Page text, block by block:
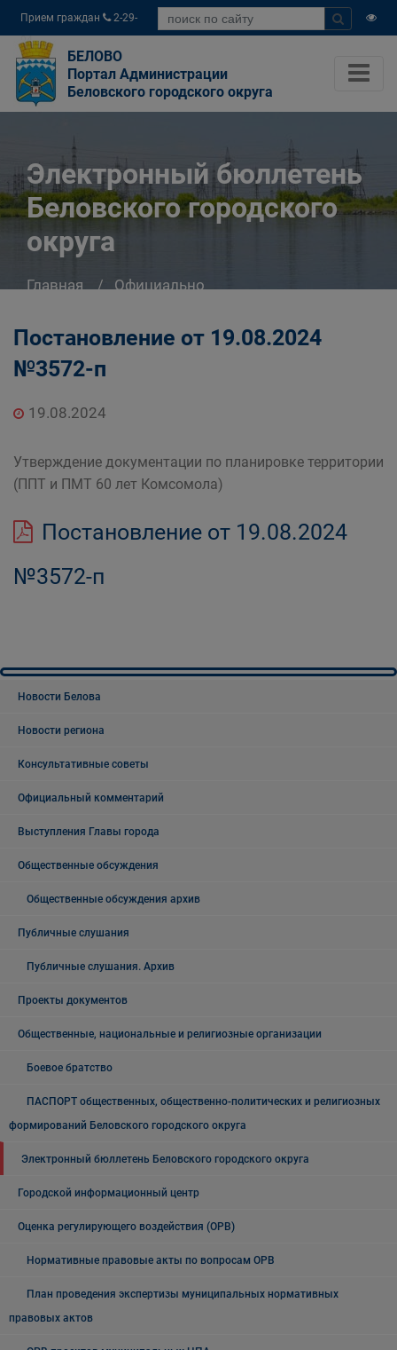
Прием граждан
2-29-
04
БЕЛОВО
Портал Администрации
Беловского городского округа
Электронный бюллетень
Беловского городского
округа
Главная
Официально
Постановление от 19.08.2024
№3572-п
19.08.2024
Утверждение документации по планировке территории
(ППТ и ПМТ 60 лет Комсомола)
Постановление от 19.08.2024
№3572-п
Новости Белова
Новости региона
Консультативные советы
Официальный комментарий
Выступления Главы города
Общественные обсуждения
Общественные обсуждения архив
Публичные слушания
Публичные слушания. Архив
Проекты документов
Общественные, национальные и религиозные организации
Боевое братство
ПАСПОРТ общественных, общественно-политических и религиозных
формирований Беловского городского округа
Электронный бюллетень Беловского городского округа
Городской информационный центр
Оценка регулирующего воздействия (ОРВ)
Нормативные правовые акты по вопросам ОРВ
План проведения экспертизы муниципальных нормативных
правовых актов